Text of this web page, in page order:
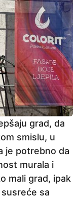
grad, da
smislu, u
je potrebno da
murala i
mali grad, ipak
sa